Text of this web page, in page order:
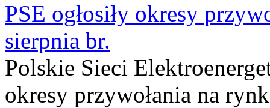
PSE ogłosiły okresy
sierpnia br.
Polskie Sieci
okresy przywołania na